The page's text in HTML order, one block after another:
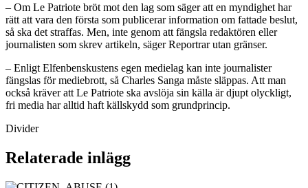
– Om Le Patriote bröt mot den lag som säger att en myndighet har
rätt att vara den första som publicerar information om fattade beslut,
så ska det straffas. Men, inte genom att fängsla redaktören eller
journalisten som skrev artikeln, säger Reportrar utan gränser.
– Enligt Elfenbenskustens egen medielag kan inte journalister
fängslas för mediebrott, så Charles Sanga måste släppas. Att man
också kräver att Le Patriote ska avslöja sin källa är djupt olyckligt,
fri media har alltid haft källskydd som grundprincip.
Divider
Relaterade inlägg